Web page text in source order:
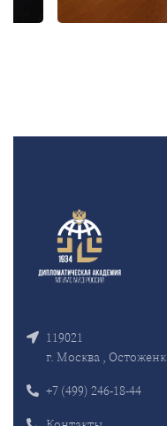
119021
г. Москва ,
+7 (499) 246-18-44